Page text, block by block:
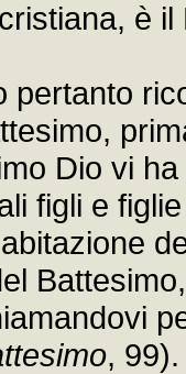
è il
pertanto
Dio vi
figli e
, 99).